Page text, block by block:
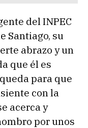
del INPEC
Santiago, su
abrazo y un
que él es
para que
con la
acerca y
por unos